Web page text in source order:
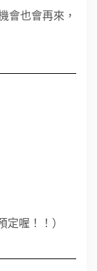
會也會再來，
定喔！！）